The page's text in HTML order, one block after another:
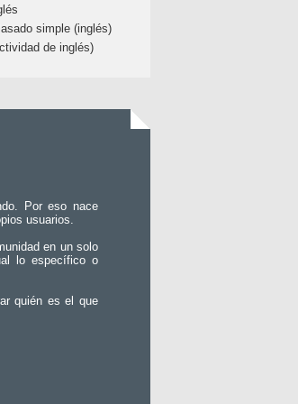
simple (inglés)
de inglés)
Por eso nace
usuarios.
en un solo
lo específico o
quién es el que